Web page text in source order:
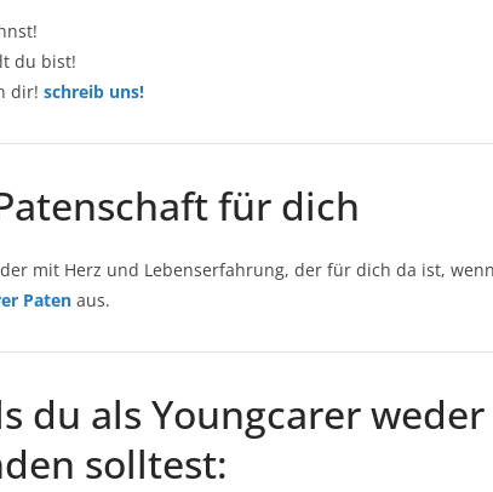
du bist!
dir! schreib uns!
für dich
mit Herz und Lebenserfahrung, der für dich da ist,
Paten aus.
du als Youngcarer
solltest: